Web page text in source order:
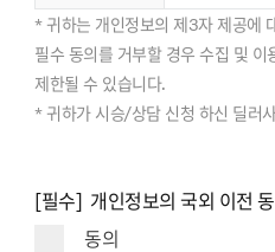
* 귀하는 개인정보의 제3자 제공에
필수 동의를 거부할 경우 수집 및 이
제한될 수 있습니다.
* 귀하가 시승/상담 신청 하신 딜러
[필수] 개인정보의 국외 이전 동
동의